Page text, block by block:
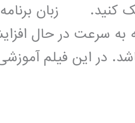
کنید. زبان
به سرعت در حال
در این فیلم